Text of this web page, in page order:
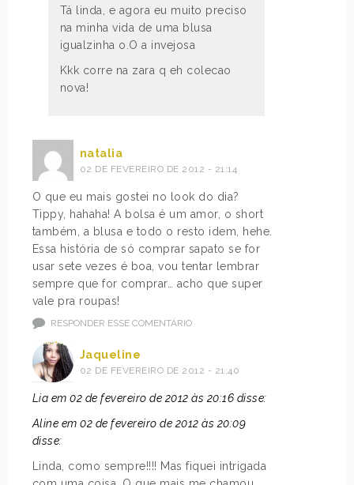
Tá linda, e agora eu muito preciso
na minha vida de uma blusa
igualzinha o.O a invejosa
Kkk corre na zara q eh colecao
nova!
natalia
02 DE FEVEREIRO DE 2012 - 21:14
O que eu mais gostei no look do dia?
Tippy, hahaha! A bolsa é um amor, o short
também, a blusa e todo o resto idem, hehe.
Essa história de só comprar sapato se for
usar sete vezes é boa, vou tentar lembrar
sempre que for comprar… acho que super
vale pra roupas!
RESPONDER ESSE COMENTÁRIO
Jaqueline
02 DE FEVEREIRO DE 2012 - 21:40
Lia em 02 de fevereiro de 2012 às 20:16 disse:
Aline em 02 de fevereiro de 2012 às 20:09
disse:
Linda, como sempre!!!! Mas fiquei intrigada